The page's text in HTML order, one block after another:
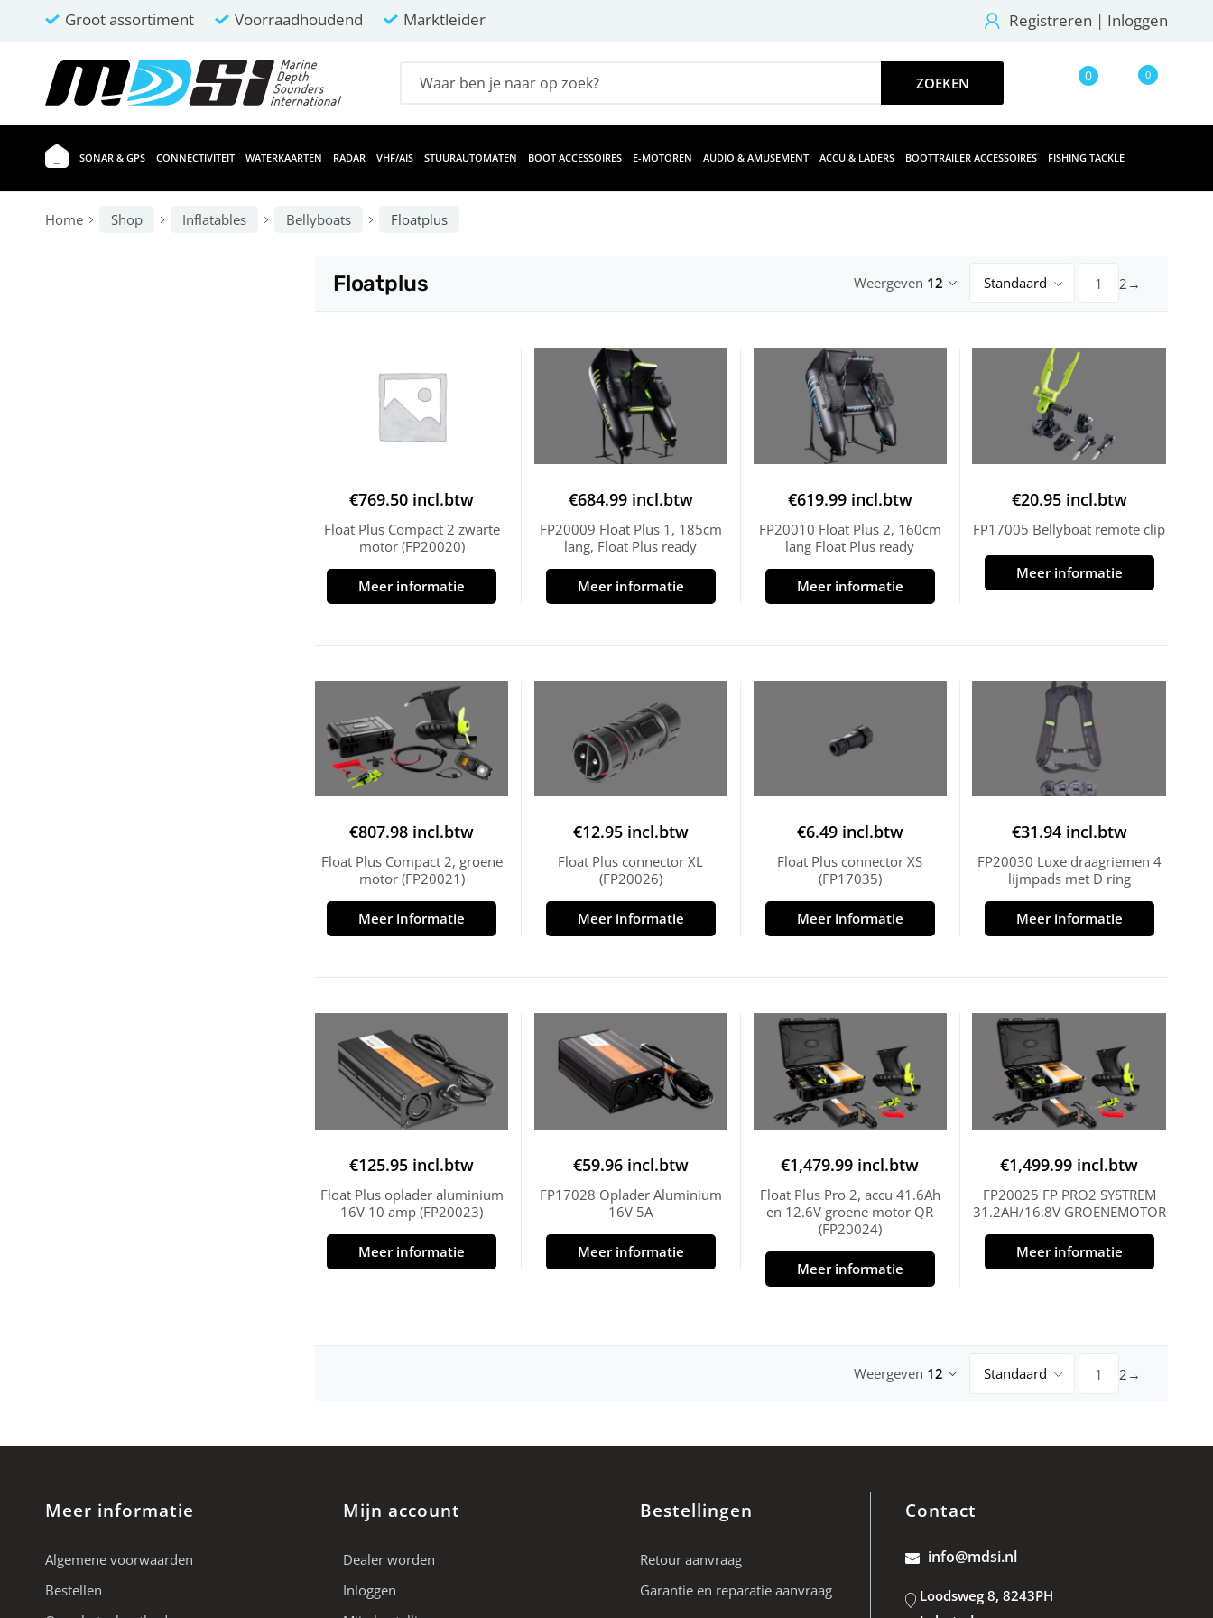
Groot assortiment Voorraadhoudend Marktleider Registreren | Inloggen
0 0
SONAR & GPS CONNECTIVITEIT WATERKAARTEN RADAR VHF/AIS STUURAUTOMATEN BOOT ACCESSOIRES E-MOTOREN AUDIO & AMUSEMENT ACCU & LADERS BOOTTRAILER ACCESSOIRES FISHING TACKLE
Home Shop Inflatables Bellyboats Floatplus
Floatplus Weergeven 12 Standaard 1 2 →
€769.50 incl.btw
Float Plus Compact 2 zwarte
motor (FP20020)
Meer informatie
€684.99 incl.btw
FP20009 Float Plus 1, 185cm
lang, Float Plus ready
Meer informatie
€619.99 incl.btw
FP20010 Float Plus 2, 160cm
lang Float Plus ready
Meer informatie
€20.95 incl.btw
FP17005 Bellyboat remote clip
Meer informatie
€807.98 incl.btw
Float Plus Compact 2, groene
motor (FP20021)
Meer informatie
€12.95 incl.btw
Float Plus connector XL
(FP20026)
Meer informatie
€6.49 incl.btw
Float Plus connector XS
(FP17035)
Meer informatie
€31.94 incl.btw
FP20030 Luxe draagriemen 4
lijmpads met D ring
Meer informatie
€125.95 incl.btw
Float Plus oplader aluminium
16V 10 amp (FP20023)
Meer informatie
€59.96 incl.btw
FP17028 Oplader Aluminium
16V 5A
Meer informatie
€1,479.99 incl.btw
Float Plus Pro 2, accu 41.6Ah
en 12.6V groene motor QR
(FP20024)
Meer informatie
€1,499.99 incl.btw
FP20025 FP PRO2 SYSTREM
31.2AH/16.8V GROENEMOTOR
Meer informatie
Weergeven 12 Standaard 1 2 →
Meer informatie
Algemene voorwaarden
Bestellen
Mijn account
Dealer worden
Inloggen
Bestellingen
Retour aanvraag
Garantie en reparatie aanvraag
Contact
info@mdsi.nl
Loodsweg 8, 8243PH